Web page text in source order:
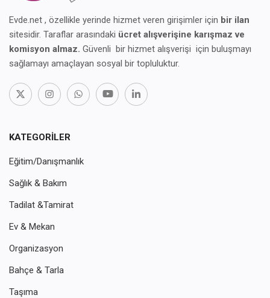
Evde.net , özellikle yerinde hizmet veren girişimler için bir ilan
sitesidir. Taraflar arasındaki ücret alışverişine karışmaz ve
komisyon almaz. Güvenli bir hizmet alışverişi için buluşmayı
sağlamayı amaçlayan sosyal bir topluluktur.
KATEGORILER
Eğitim/Danışmanlık
Sağlık & Bakım
Tadilat &Tamirat
Ev & Mekan
Organizasyon
Bahçe & Tarla
Taşıma